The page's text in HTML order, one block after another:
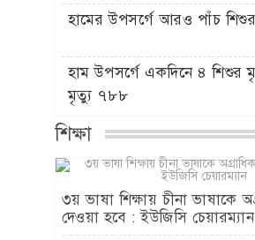
হামের উপসর্গে আরও পাঁচ
হাম উপসর্গে একদিনে ৪ শিশুর
মৃত্যু ৭৮৮
শিক্ষা
৩য় ভাষা শিক্ষায় চীনা ভাষাকে
দেওয়া হবে : ইউজিসি চেয়ারম্যান